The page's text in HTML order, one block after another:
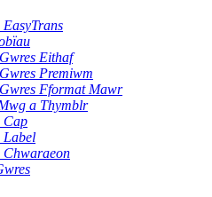
Eithaf
Premiwm
Fformat Mawr
a Thymblr
Cap
Label
Chwaraeon